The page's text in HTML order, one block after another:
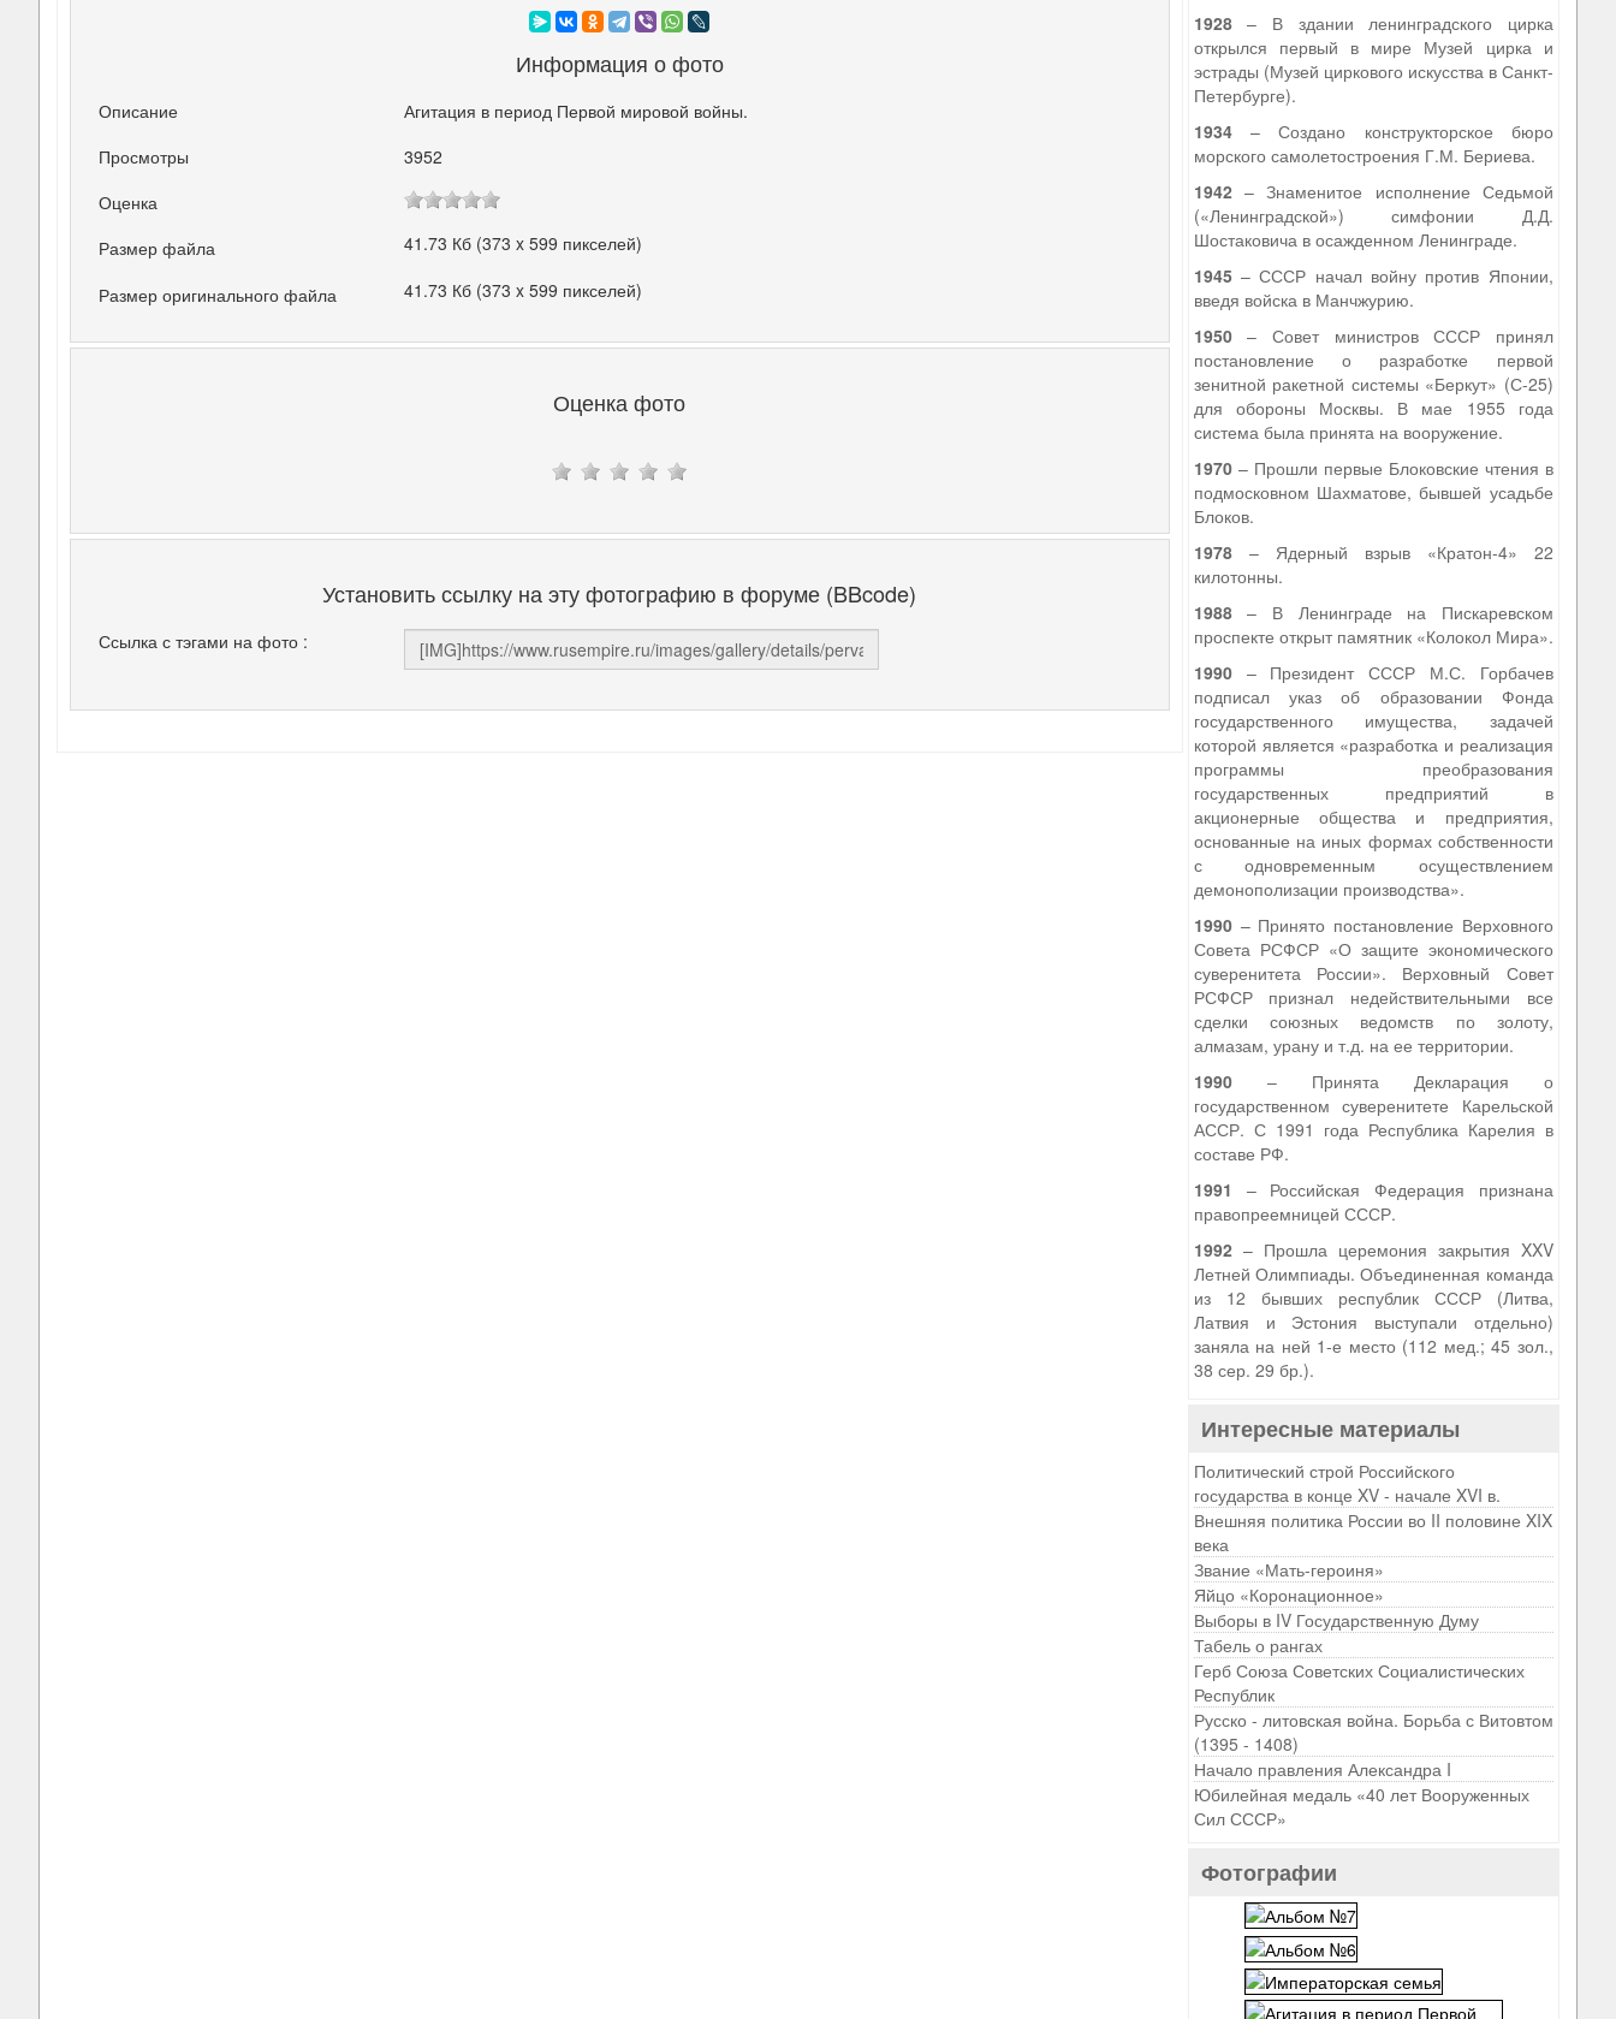
Информация о фото
Описание
Агитация в период Первой мировой войны.
Просмотры
3952
Оценка
Размер файла
41.73 Кб (373 x 599 пикселей)
Размер оригинального файла 41.73 Кб (373 x 599 пикселей)
Оценка фото
Установить ссылку на эту фотографию в форуме (BBcode)
Ссылка с тэгами на фото :
1928– В здании ленинградского цирка
открылся первый в мире Музей цирка и
эстрады (Музей циркового искусства в Санкт-
Петербурге).
1934– Создано конструкторское бюро
морского самолетостроения Г.М. Бериева.
1942– Знаменитое исполнение Седьмой
(«Ленинградской») симфонии Д.Д.
Шостаковича в осажденном Ленинграде.
1945– СССР начал войну против Японии,
введя войска в Манчжурию.
1950– Совет министров СССР принял
постановление о разработке первой
зенитной ракетной системы «Беркут» (С-25)
для обороны Москвы. В мае 1955 года
система была принята на вооружение.
1970– Прошли первые Блоковские чтения в
подмосковном Шахматове, бывшей усадьбе
Блоков.
1978– Ядерный взрыв «Кратон-4» 22
килотонны.
1988– В Ленинграде на Пискаревском
проспекте открыт памятник «Колокол Мира».
1990– Президент СССР М.С. Горбачев
подписал указ об образовании Фонда
государственного имущества, задачей
которой является «разработка и реализация
программы преобразования
государственных предприятий в
акционерные общества и предприятия,
основанные на иных формах собственности
с одновременным осуществлением
демонополизации производства».
1990– Принято постановление Верховного
Совета РСФСР «О защите экономического
суверенитета России». Верховный Совет
РСФСР признал недействительными все
сделки союзных ведомств по золоту,
алмазам, урану и т.д. на ее территории.
1990– Принята Декларация о
государственном суверенитете Карельской
АССР. С 1991 года Республика Карелия в
составе РФ.
1991 – Российская Федерация признана
правопреемницей СССР.
1992– Прошла церемония закрытия XXV
Летней Олимпиады. Объединенная команда
из 12 бывших республик СССР (Литва,
Латвия и Эстония выступали отдельно)
заняла на ней 1-е место (112 мед.; 45 зол.,
38 сер. 29 бр.).
Интересные материалы
Политический строй Российского
государства в конце XV - начале XVI в.
Внешняя политика России во II половине XIX
века
Звание «Мать-героиня»
Яйцо «Коронационное»
Выборы в IV Государственную Думу
Табель о рангах
Герб Союза Советских Социалистических
Республик
Русско - литовская война. Борьба с Витовтом
(1395 - 1408)
Начало правления Александра I
Юбилейная медаль «40 лет Вооруженных
Сил СССР»
Фотографии